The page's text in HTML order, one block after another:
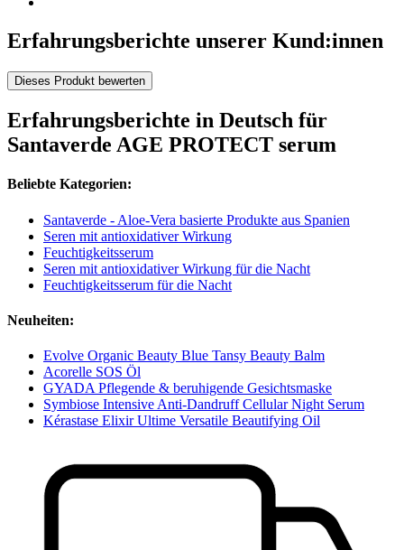
Erfahrungsberichte unserer Kund:innen
Dieses Produkt bewerten
Erfahrungsberichte in Deutsch für
Santaverde AGE PROTECT serum
Beliebte Kategorien:
Santaverde - Aloe-Vera basierte Produkte aus Spanien
Seren mit antioxidativer Wirkung
Feuchtigkeitsserum
Seren mit antioxidativer Wirkung für die Nacht
Feuchtigkeitsserum für die Nacht
Neuheiten:
Evolve Organic Beauty Blue Tansy Beauty Balm
Acorelle SOS Öl
GYADA Pflegende & beruhigende Gesichtsmaske
Symbiose Intensive Anti-Dandruff Cellular Night Serum
Kérastase Elixir Ultime Versatile Beautifying Oil